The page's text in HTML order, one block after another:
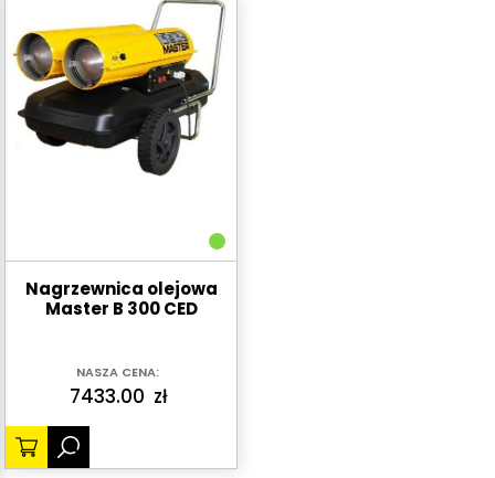
Nagrzewnica olejowa
Master B 300 CED
NASZA CENA:
7433.00 zł